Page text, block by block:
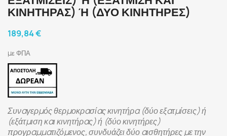
ΙΝΗΤΉΡΑΣ) Ή (ΔΎΟ ΚΙΝΗΤΉΡΕΣ)
189,84 €
με ΦΠΑ
Συναγερμός θερμοκρασίας κινητήρα (δύο εξατμίσεις) ή
(εξάτμιση και κινητήρας) ή (δύο κινητήρες)
προγραμματιζόμενος, συνδυάζει δύο αισθητήρες με την